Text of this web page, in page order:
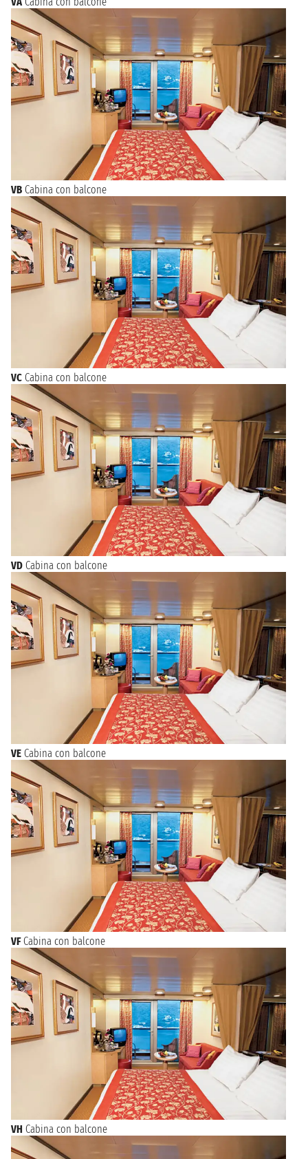
VB Cabina con balcone
VC Cabina con balcone
VD Cabina con balcone
VE Cabina con balcone
VF Cabina con balcone
VH Cabina con balcone